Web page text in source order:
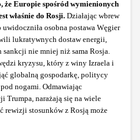
że Europie spośród wymienionych
właśnie do Rosji. Działając wbrew
osobna postawa Węgier
lukratywnych dostaw energii,
nie mniej niż sama Rosja.
kryzysu, który z winy Izraela i
globalną gospodarkę, politycy
nogami. Odmawiając
Trumpa, narażają się na wiele
rewizji stosunków z Rosją może